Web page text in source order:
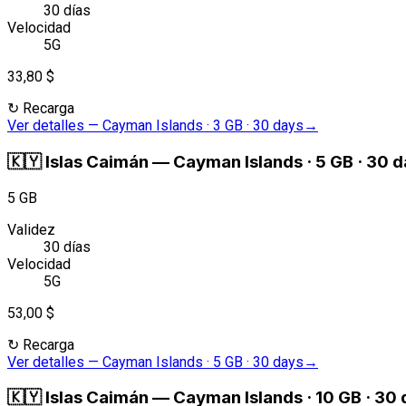
30 días
Velocidad
5G
33,80 $
↻ Recarga
Ver detalles — Cayman Islands · 3 GB · 30 days →
🇰🇾 Islas Caimán — Cayman Islands · 5 GB · 30
5 GB
Validez
30 días
Velocidad
5G
53,00 $
↻ Recarga
Ver detalles — Cayman Islands · 5 GB · 30 days →
🇰🇾 Islas Caimán — Cayman Islands · 10 GB · 30